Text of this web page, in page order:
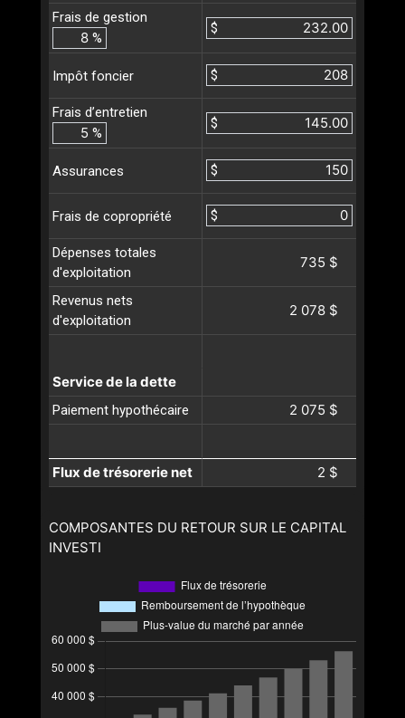
Frais de gestion
%
$
Impôt foncier $
Frais d’entretien
%
$
Assurances $
Frais de copropriété $
Dépenses totales
d'exploitation
735 $
Revenus nets
d'exploitation
2 078 $
Service de la dette
Paiement hypothécaire 2 075 $
Flux de trésorerie net 2 $
COMPOSANTES DU RETOUR SUR LE CAPITAL
INVESTI